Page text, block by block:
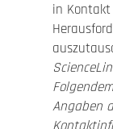
in
Angaben